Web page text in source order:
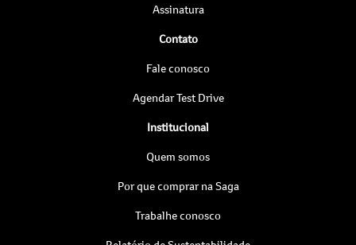
Assinatura
Contato
Fale conosco
Agendar Test Drive
Institucional
Quem somos
Por que comprar na Saga
Trabalhe conosco